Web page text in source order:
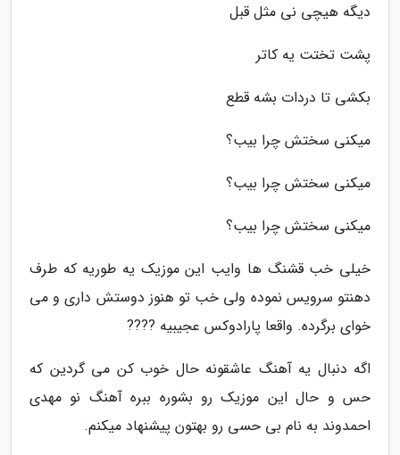
دیگه هیچی نی مثل قبل
پشت تختت یه کاتر
بکشی تا دردات بشه قطع
میکنی سختش چرا بیب؟
میکنی سختش چرا بیب؟
میکنی سختش چرا بیب؟
خیلی خب قشنگ ها وایب این موزیک یه طوریه که طرف
دهنتو سرویس نموده ولی خب تو هنوز دوستش داری و می
خوای برگرده. واقعا پارادوکس عجیبیه ????
اگه دنبال یه آهنگ عاشقونه حال خوب کن می گردین که
حس و حال این موزیک رو بشوره ببره آهنگ نو مهدی
احمدوند به نام بی حسی رو بهتون پیشنهاد میکنم.